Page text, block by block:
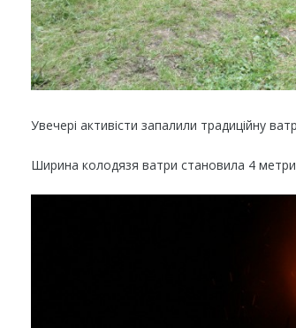
Увечері активісти запалили традиційну
Ширина колодязя ватри становила 4